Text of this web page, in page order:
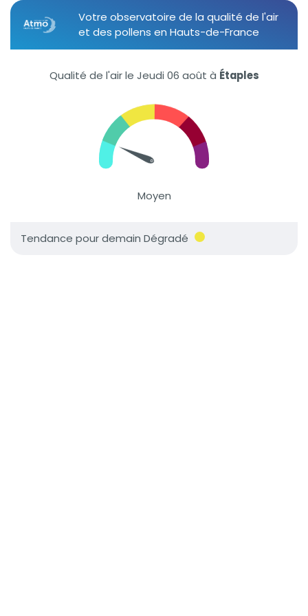
Votre observatoire de la qualité de l'air
et des pollens en Hauts-de-France
Qualité de l'air le Jeudi 06 août à Étaples
Moyen
Tendance pour demain Dégradé